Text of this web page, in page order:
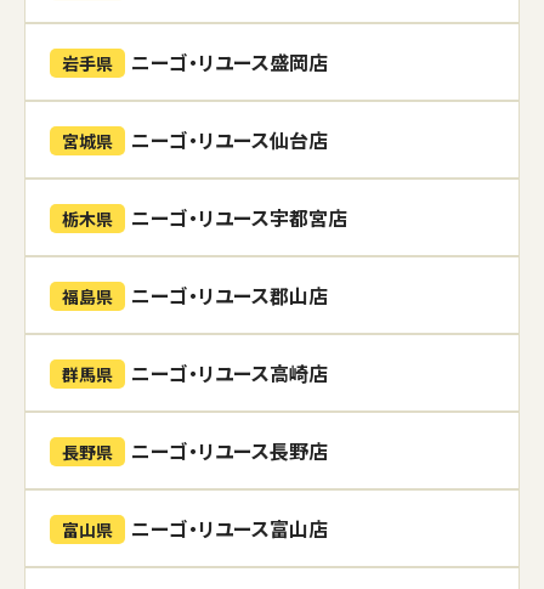
岩手県 ニーゴ・リユース盛岡店
宮城県 ニーゴ・リユース仙台店
栃木県 ニーゴ・リユース宇都宮店
福島県 ニーゴ・リユース郡山店
群馬県 ニーゴ・リユース高崎店
長野県 ニーゴ・リユース長野店
富山県 ニーゴ・リユース富山店